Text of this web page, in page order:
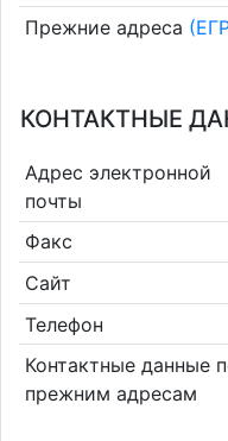
Прежние адреса
КОНТАКТНЫЕ
Адрес электронной
почты
Факс
Сайт
Телефон
Контактные данные
прежним адресам